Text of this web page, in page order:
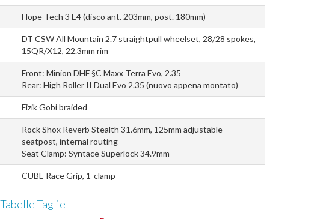
Hope Tech 3 E4 (disco ant. 203mm, post. 180mm)
DT CSW All Mountain 2.7 straightpull wheelset, 28/28 spokes,
15QR/X12, 22.3mm rim
Front: Minion DHF §C Maxx Terra Evo, 2.35
Rear: High Roller II Dual Evo 2.35 (nuovo appena montato)
Fizik Gobi braided
Rock Shox Reverb Stealth 31.6mm, 125mm adjustable
seatpost, internal routing
Seat Clamp: Syntace Superlock 34.9mm
CUBE Race Grip, 1-clamp
Taglie